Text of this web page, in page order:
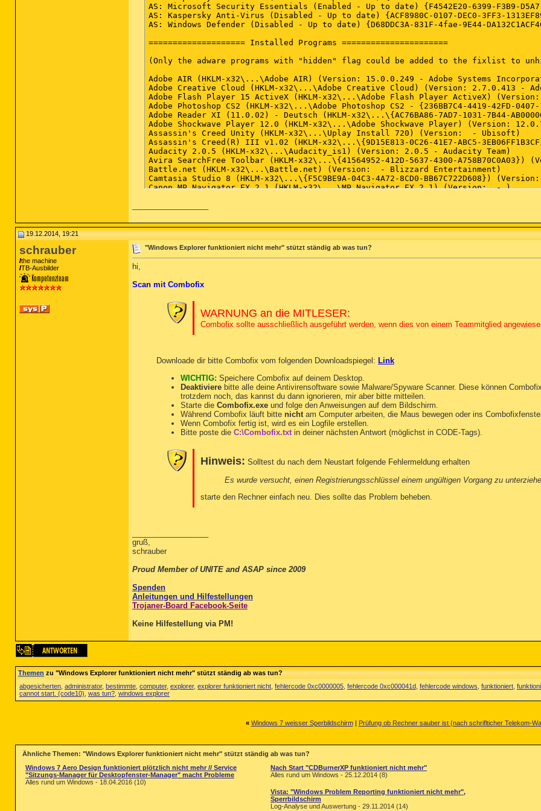
19.12.2014, 19:21
schrauber
the machine
TB-Ausbilder
"Windows Explorer funktioniert nicht mehr" stützt ständig ab was tun?
hi,
Scan mit Combofix
WARNUNG an die MITLESER:
Combofix sollte ausschließlich ausgeführt werden, wenn dies von einem Teammitglied
Downloade dir bitte Combofix vom folgenden Downloadspiegel: Link
WICHTIG: Speichere Combofix auf deinem Desktop.
Deaktiviere bitte alle deine Antivirensoftware sowie Malware/Spyware Scanner. Diese können
trotzdem noch, das kannst du dann ignorieren, mir aber bitte mitteilen.
Starte die Combofix.exe und folge den Anweisungen auf dem Bildschirm.
Während Combofix läuft bitte nicht am Computer arbeiten, die Maus bewegen oder ins
Wenn Combofix fertig ist, wird es ein Logfile erstellen.
Bitte poste die C:\Combofix.txt in deiner nächsten Antwort (möglichst in CODE-Tags).
Hinweis: Solltest du nach dem Neustart folgende Fehlermeldung erhalten
Es wurde versucht, einen Registrierungsschlüssel einem ungültigen Vorgang zu
starte den Rechner einfach neu. Dies sollte das Problem beheben.
gruß,
schrauber
Proud Member of UNITE and ASAP since 2009
Spenden
Anleitungen und Hilfestellungen
Trojaner-Board Facebook-Seite
Keine Hilfestellung via PM!
Themenzu "Windows Explorer funktioniert nicht mehr" stützt ständig ab was tun?
abgesicherten administrator, bestimmte computer, explorer, explorer funktioniert nicht fehlercode 0xc0000005 fehlercode 0xc000041d fehlercode windows funktioniert
cannot start. (code10) was tun? windows explorer
« Windows 7 weisser Sperbildschirm| Prüfung ob Rechner sauber ist (nach schriflticher Telekom-
Ähnliche Themen: "Windows Explorer funktioniert nicht mehr" stützt ständig ab was tun?
Windows 7 Aero Design funktioniert plötzlich nicht mehr // Service
"Sitzungs-Manager für Desktopfenster-Manager" macht Probleme
Alles rund um Windows - 18.04.2016 (10)
Nach Start "CDBurnerXP funktioniert nicht mehr"
Alles rund um Windows - 25.12.2014 (8)
Vista: "Windows Problem Reporting funktioniert nicht mehr",
Sperrbildschirm
Log-Analyse und Auswertung - 29.11.2014 (14)